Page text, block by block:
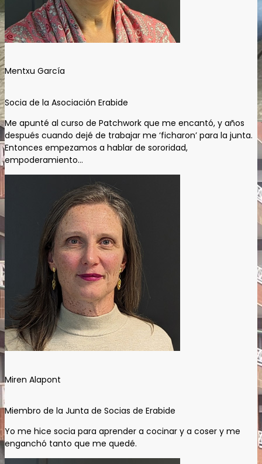
Mentxu García
Socia de la Asociación Erabide
Me apunté al curso de Patchwork que me encantó, y años
después cuando dejé de trabajar me ‘ficharon’ para la junta.
Entonces empezamos a hablar de sororidad,
empoderamiento…
Miren Alapont
Miembro de la Junta de Socias de Erabide
Yo me hice socia para aprender a cocinar y a coser y me
enganchó tanto que me quedé.